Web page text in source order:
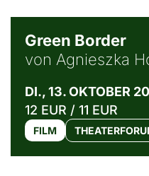
Green Border
von Agnieszka
DI., 13. OKTOBER
12 EUR / 11 EUR
FILM